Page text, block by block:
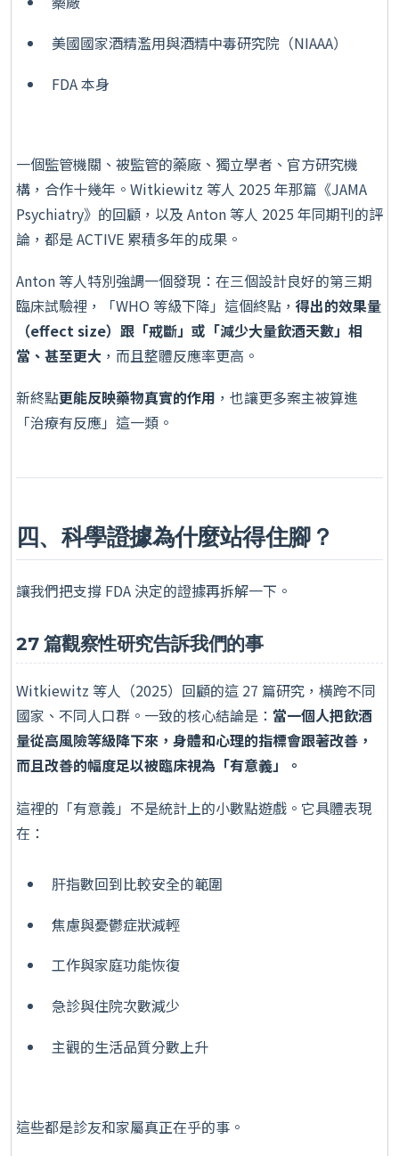
美國國家酒精濫用與酒精中毒研究院（NIAAA）
FDA 本身
一個監管機關、被監管的藥廠、獨立學者、官方研究機
構，合作十幾年。Witkiewitz 等人 2025 年那篇《JAMA
Psychiatry》的回顧，以及 Anton 等人 2025 年同期刊的評
論，都是 ACTIVE 累積多年的成果。
Anton 等人特別強調一個發現：在三個設計良好的第三期
臨床試驗裡，「WHO 等級下降」這個終點， 得出的效果量
（effect size）跟「戒斷」或「減少大量飲酒天數」相
當、甚至更大 ，而且整體反應率更高。
新終點更能反映藥物真實的作用 ，也讓更多案主被算進
「治療有反應」這一類。
四、科學證據為什麼站得住腳？
讓我們把支撐 FDA 決定的證據再拆解一下。
27 篇觀察性研究告訴我們的事
Witkiewitz 等人（2025）回顧的這 27 篇研究，橫跨不同
國家、不同人口群。一致的核心結論是： 當一個人把飲酒
量從高風險等級降下來，身體和心理的指標會跟著改善，
而且改善的幅度足以被臨床視為「有意義」。
這裡的「有意義」不是統計上的小數點遊戲。它具體表現
在：
肝指數回到比較安全的範圍
焦慮與憂鬱症狀減輕
工作與家庭功能恢復
急診與住院次數減少
主觀的生活品質分數上升
這些都是診友和家屬真正在乎的事。